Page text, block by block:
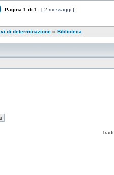
Pagina 1 di 1 [ 2 messaggi ]
di determinazione » Biblioteca